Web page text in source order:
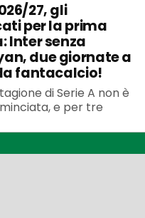
27, gli
per la prima
Inter senza
due giornate a
fantacalcio!
di Serie A non è
e per tre